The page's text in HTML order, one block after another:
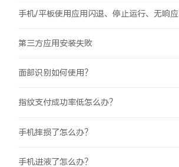
手机/平板使用应用闪退、停止运行、无响应
第三方应用安装失败
面部识别如何使用？
指纹支付成功率低怎么办？
手机摔损了怎么办？
手机进液了怎么办？